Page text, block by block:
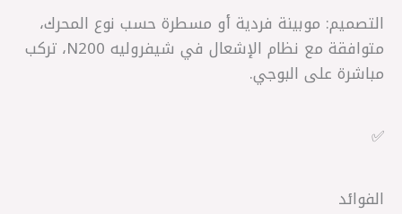
التصميم: موبينة فردية أو مسطرة حسب نوع المحرك،
متوافقة مع نظام الإشعال في شيفروليه N200، تركب
مباشرة على البوجي.
✅
الفوائد